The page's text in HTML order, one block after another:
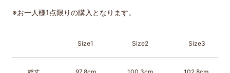
※お一人様1 点限りの購入となります。
Size1 Size2 Size3